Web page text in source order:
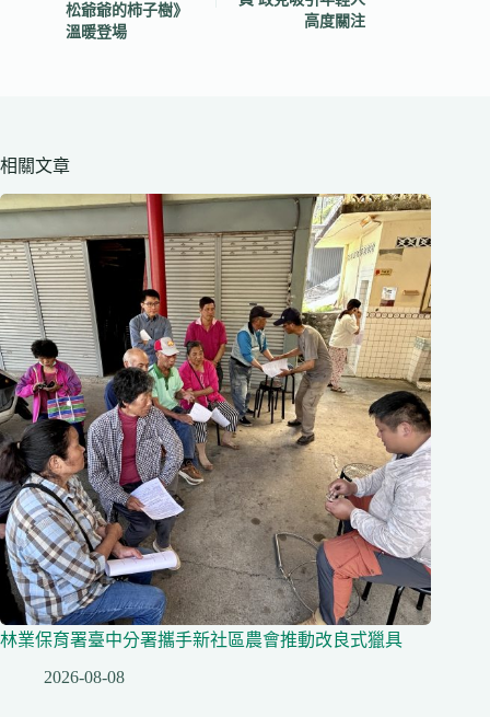
松爺爺的柿子樹》
溫暖登場
高度關注
相關文章
林業保育署臺中分署攜手新社區農會推動改良式獵具
2026-08-08